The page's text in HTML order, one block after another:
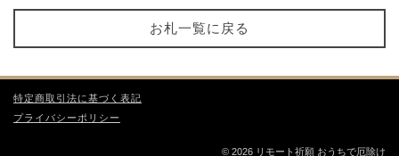
お札一覧に戻る
特定商取引法に基づく表記
プライバシーポリシー
© 2026 リモート祈願 おうちで厄除け